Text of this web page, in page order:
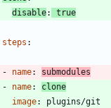
disable: true
steps :
- name:
submodules
- name:
clone
image:
plugins/git